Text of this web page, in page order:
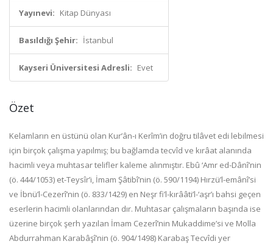
Yayınevi: Kitap Dünyası
Basıldığı Şehir: İstanbul
Kayseri Üniversitesi Adresli: Evet
Özet
Kelamların en üstünü olan Kur’ân-ı Kerîm’in doğru tilâvet edi lebilmesi
için birçok çalışma yapılmış; bu bağlamda tecvîd ve kırâat alanında
hacimli veya muhtasar telifler kaleme alınmıştır. Ebû ‘Amr ed-Dânî’nin
(ö. 444/1053) et-Teysîr’i, İmam Şâtibî’nin (ö. 590/1194) Hırzü’l-emânî’si
ve İbnü’l-Cezerî’nin (ö. 833/1429) en Neşr fi’l-kırââti’l-‘aşr’ı bahsi geçen
eserlerin hacimli olanlarından dır. Muhtasar çalışmaların başında ise
üzerine birçok şerh yazılan İmam Cezerî’nin Mukaddime’si ve Molla
Abdurrahman Karabâşî’nin (ö. 904/1498) Karabaş Tecvîdi yer